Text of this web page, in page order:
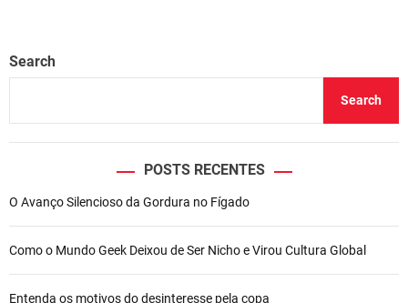
Search
Search
POSTS RECENTES
O Avanço Silencioso da Gordura no Fígado
Como o Mundo Geek Deixou de Ser Nicho e Virou Cultura Global
Entenda os motivos do desinteresse pela copa